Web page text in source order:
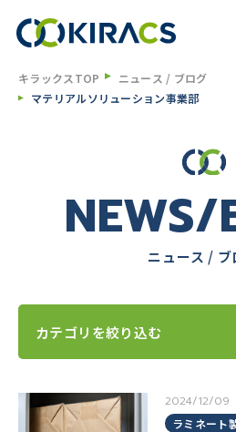
キラックスTOP
ニュース / ブログ
マテリアルソリューション事業部
NEWS/
ニュース / ブ
カテゴリを絞り込む
2024/12/09
ラミネート